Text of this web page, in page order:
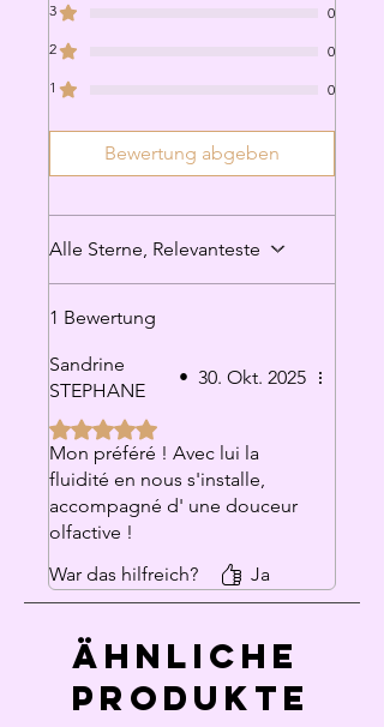
3
0
2
0
1
0
Bewertung abgeben
Alle Sterne, Relevanteste
1 Bewertung
Sandrine
STEPHANE
• 30. Okt. 2025
Mit 5 von 5 Sternen bewertet.
Mon préféré ! Avec lui la
fluidité en nous s'installe,
accompagné d' une douceur
olfactive !
War das hilfreich?
Ja
Ähnliche
Produkte